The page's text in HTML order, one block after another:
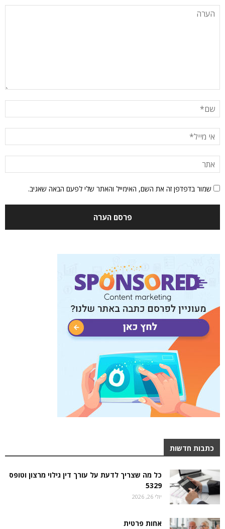
שמור בדפדפן זה את השם, האימייל והאתר שלי לפעם הבאה שאגיב.
כתבות חדשות
כל מה שצריך לדעת על עורך דין גילוי מרצון וטופס
5329
יולי 26, 2026
אחות פרטית